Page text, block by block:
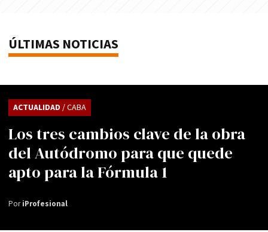
ÚLTIMAS NOTICIAS
Los tres cambios clave de la obra
del Autódromo para que quede
apto para la Fórmula 1
ACTUALIDAD / CABA
PoriProfesional